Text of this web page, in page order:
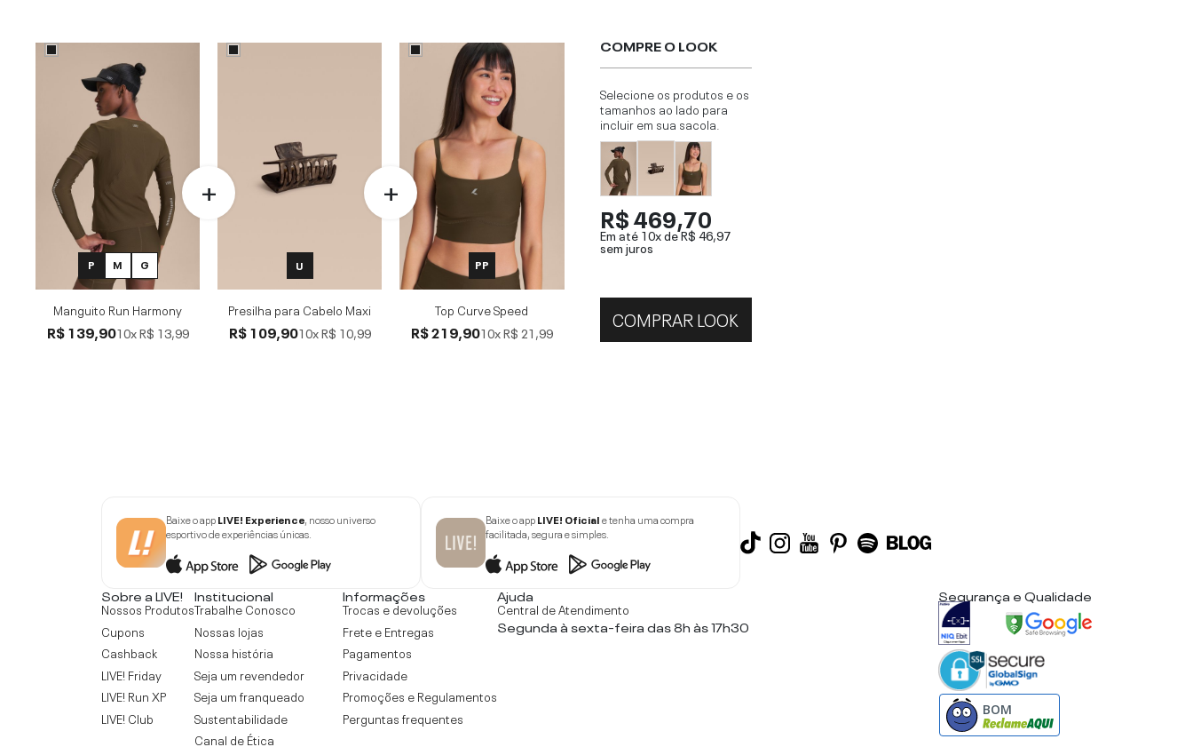
P M G
Manguito Run Harmony
R$ 139,9010xR$ 13,99
U
Presilha para Cabelo Maxi
R$ 109,9010xR$ 10,99
PP
Top Curve Speed
R$ 219,9010xR$ 21,99
COMPRE O LOOK
Selecione os produtos e os
tamanhos ao lado para
incluir em sua sacola.
R$ 469,70
Em até 10x deR$ 46,97
sem juros
COMPRAR LOOK
Baixe o appLIVE! Experience, nosso universo
esportivo de experiências únicas.
Baixe o appLIVE! Oficiale tenha uma compra
facilitada, segura e simples.
Sobre a LIVE!
Nossos Produtos
Cupons
Cashback
LIVE! Friday
LIVE! Run XP
LIVE! Club
Institucional
Trabalhe Conosco
Nossas lojas
Nossa história
Seja um revendedor
Seja um franqueado
Sustentabilidade
Canal de Ética
Informações
Trocas e devoluções
Frete e Entregas
Pagamentos
Privacidade
Promoções e Regulamentos
Perguntas frequentes
Ajuda
Central de Atendimento
Segunda à sexta-feira das 8h às 17h30
Segurança e Qualidade
BOM